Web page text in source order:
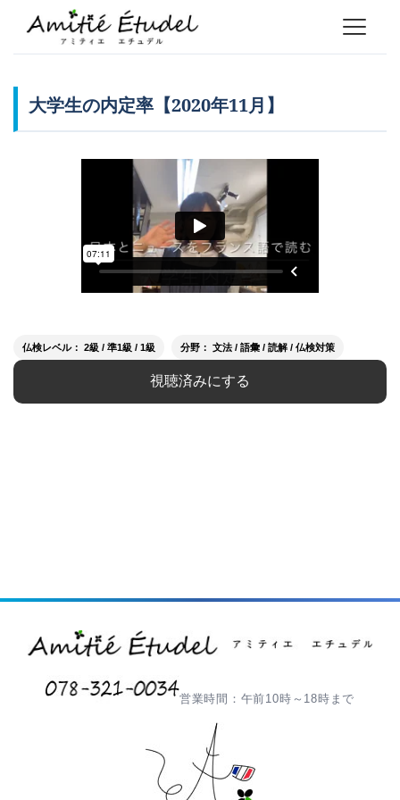
大学生の内定率【2020年11月】
仏検レベル： 2級 / 準1級 / 1級 分野： 文法 / 語彙 / 読解 / 仏検対策
視聴済みにする
営業時間：午前10時～18時まで